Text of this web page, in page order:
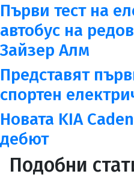
Първи тест на
автобус на
Зайзер Алм
Представят
спортен
Новата KIA
дебют
Подобни